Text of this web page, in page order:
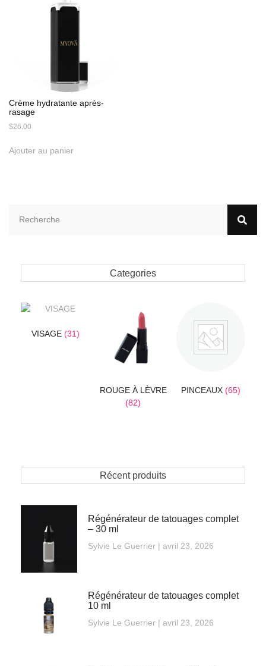
Crème hydratante après-
rasage
$26.00
Ajouter au panier
Categories
VISAGE (31)
ROUGE À LÈVRE
(82)
PINCEAUX (65)
Récent produits
Régénérateur de tatouages complet
– 30 ml
Sylvie Le Guerrier avril 23, 2026
Régénérateur de tatouages complet
10 ml
Sylvie Le Guerrier avril 23, 2026